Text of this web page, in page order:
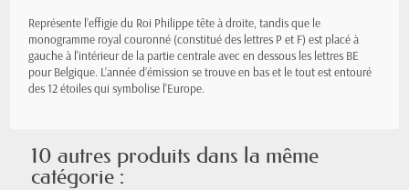
Représente l’effigie du Roi Philippe tête à droite, tandis que le
monogramme royal couronné (constitué des lettres P et F) est placé à
gauche à l'intérieur de la partie centrale avec en dessous les lettres BE
pour Belgique. L’année d’émission se trouve en bas et le tout est entouré
des 12 étoiles qui symbolise l'Europe.
10 autres produits dans la même
catégorie :